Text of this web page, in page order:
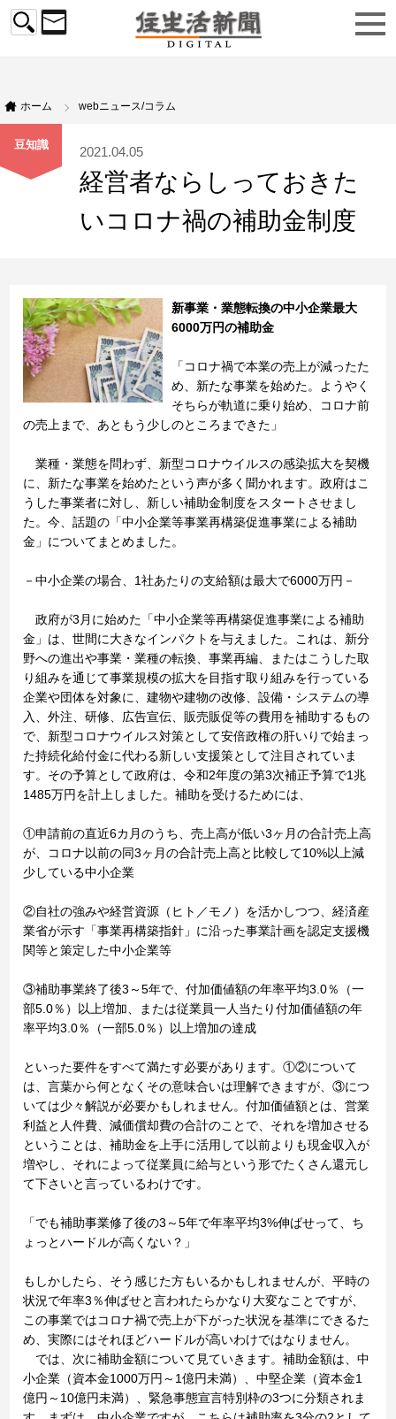
ホーム webニュース/コラム
豆知識 2021.04.05
経営者ならしっておきた
いコロナ禍の補助金制度
新事業・業態転換の中小企業最大
6000万円の補助金
「コロナ禍で本業の売上が減ったた
め、新たな事業を始めた。ようやく
そちらが軌道に乗り始め、コロナ前
の売上まで、あともう少しのところまできた」
業種・業態を問わず、新型コロナウイルスの感染拡大を契機
に、新たな事業を始めたという声が多く聞かれます。政府はこ
うした事業者に対し、新しい補助金制度をスタートさせまし
た。今、話題の「中小企業等事業再構築促進事業による補助
金」についてまとめました。
－中小企業の場合、1社あたりの支給額は最大で6000万円－
政府が3月に始めた「中小企業等再構築促進事業による補助
金」は、世間に大きなインパクトを与えました。これは、新分
野への進出や事業・業種の転換、事業再編、またはこうした取
り組みを通じて事業規模の拡大を目指す取り組みを行っている
企業や団体を対象に、建物や建物の改修、設備・システムの導
入、外注、研修、広告宣伝、販売販促等の費用を補助するもの
で、新型コロナウイルス対策として安倍政権の肝いりで始まっ
た持続化給付金に代わる新しい支援策として注目されていま
す。その予算として政府は、令和2年度の第3次補正予算で1兆
1485万円を計上しました。補助を受けるためには、
①申請前の直近6カ月のうち、売上高が低い3ヶ月の合計売上高
が、コロナ以前の同3ヶ月の合計売上高と比較して10%以上減
少している中小企業
②自社の強みや経営資源（ヒト／モノ）を活かしつつ、経済産
業省が示す「事業再構築指針」に沿った事業計画を認定支援機
関等と策定した中小企業等
③補助事業終了後3～5年で、付加価値額の年率平均3.0％（一
部5.0％）以上増加、または従業員一人当たり付加価値額の年
率平均3.0％（一部5.0％）以上増加の達成
といった要件をすべて満たす必要があります。①②について
は、言葉から何となくその意味合いは理解できますが、③につ
いては少々解説が必要かもしれません。付加価値額とは、営業
利益と人件費、減価償却費の合計のことで、それを増加させる
ということは、補助金を上手に活用して以前よりも現金収入が
増やし、それによって従業員に給与という形でたくさん還元し
て下さいと言っているわけです。
「でも補助事業修了後の3～5年で年率平均3%伸ばせって、ち
ょっとハードルが高くない？」
もしかしたら、そう感じた方もいるかもしれませんが、平時の
状況で年率3％伸ばせと言われたらかなり大変なことですが、
この事業ではコロナ禍で売上が下がった状況を基準にできるた
め、実際にはそれほどハードルが高いわけではなりません。
では、次に補助金額について見ていきます。補助金額は、中
小企業（資本金1000万円～1億円未満）、中堅企業（資本金1
億円～10億円未満）、緊急事態宣言特別枠の3つに分類されま